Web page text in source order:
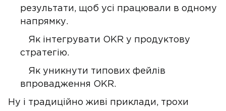
результати, щоб усі працювали в одному
напрямку.
Як інтегрувати OKR у продуктову
стратегію.
Як уникнути типових фейлів
впровадження OKR.
Ну і традиційно живі приклади, трохи